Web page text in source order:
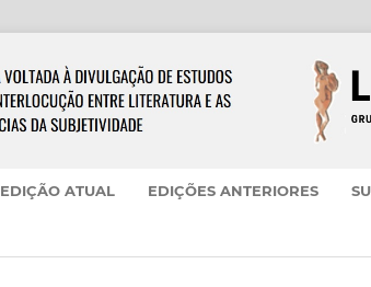
EDIÇÃO ATUAL EDIÇÕES ANTERIORES